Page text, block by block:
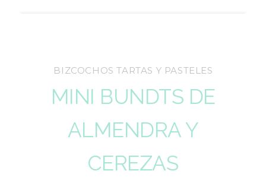
BIZCOCHOS TARTAS Y PASTELES
MINI BUNDTS DE
ALMENDRA Y
CEREZAS